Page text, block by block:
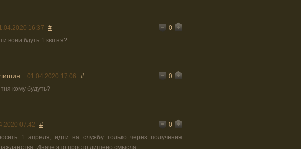
16:37 #
0
вони бдуть 1 квітня?
01.04.2020 17:06 #
0
кому будуть?
07:42 #
0
1 апреля, идти на службу только через получения
Иначе это просто лишено смысла